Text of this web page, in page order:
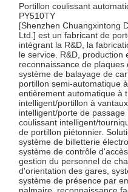
Machine de
Machine de
porte de barrière
Équipement de billetterie
Composants de
Portillon coulissant
PY510TY
[Shenzhen Chuangxintong
Ltd.] est un fabricant de
intégrant la R&D, la
le service. R&D, production
reconnaissance de plaques
système de balayage de
portillon semi-automatique
entièrement automatique à
intelligent/portillon à
intelligent/porte de
coulissant intelligent/
de portillon piétonnier.
système de billetterie
système de contrôle
gestion du personnel de
d'orientation des gares,
système de présence par